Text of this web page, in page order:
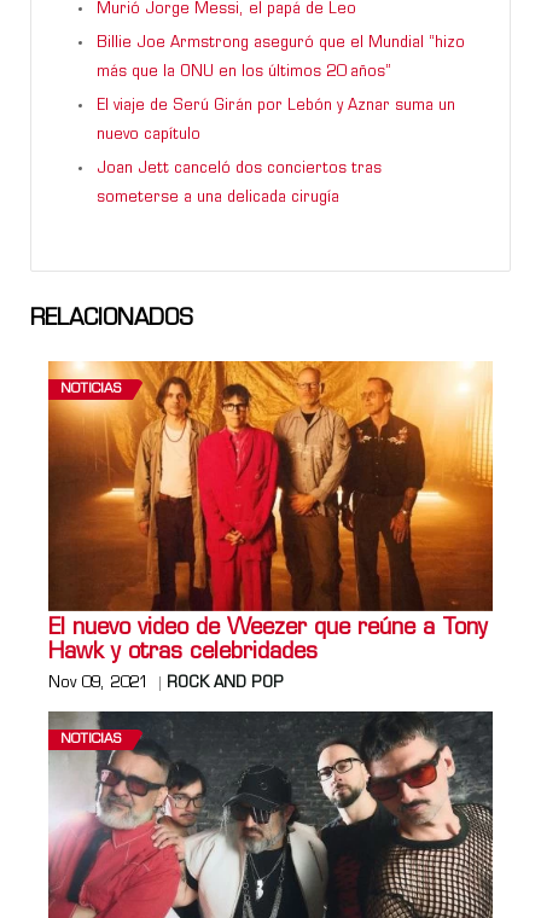
Murió Jorge Messi, el papá de Leo
Billie Joe Armstrong aseguró que el Mundial “hizo
más que la ONU en los últimos 20 años”
El viaje de Serú Girán por Lebón y Aznar suma un
nuevo capítulo
Joan Jett canceló dos conciertos tras
someterse a una delicada cirugía
RELACIONADOS
NOTICIAS
El nuevo video de Weezer que reúne a Tony
Hawk y otras celebridades
Nov 09, 2021 ROCK AND POP
NOTICIAS